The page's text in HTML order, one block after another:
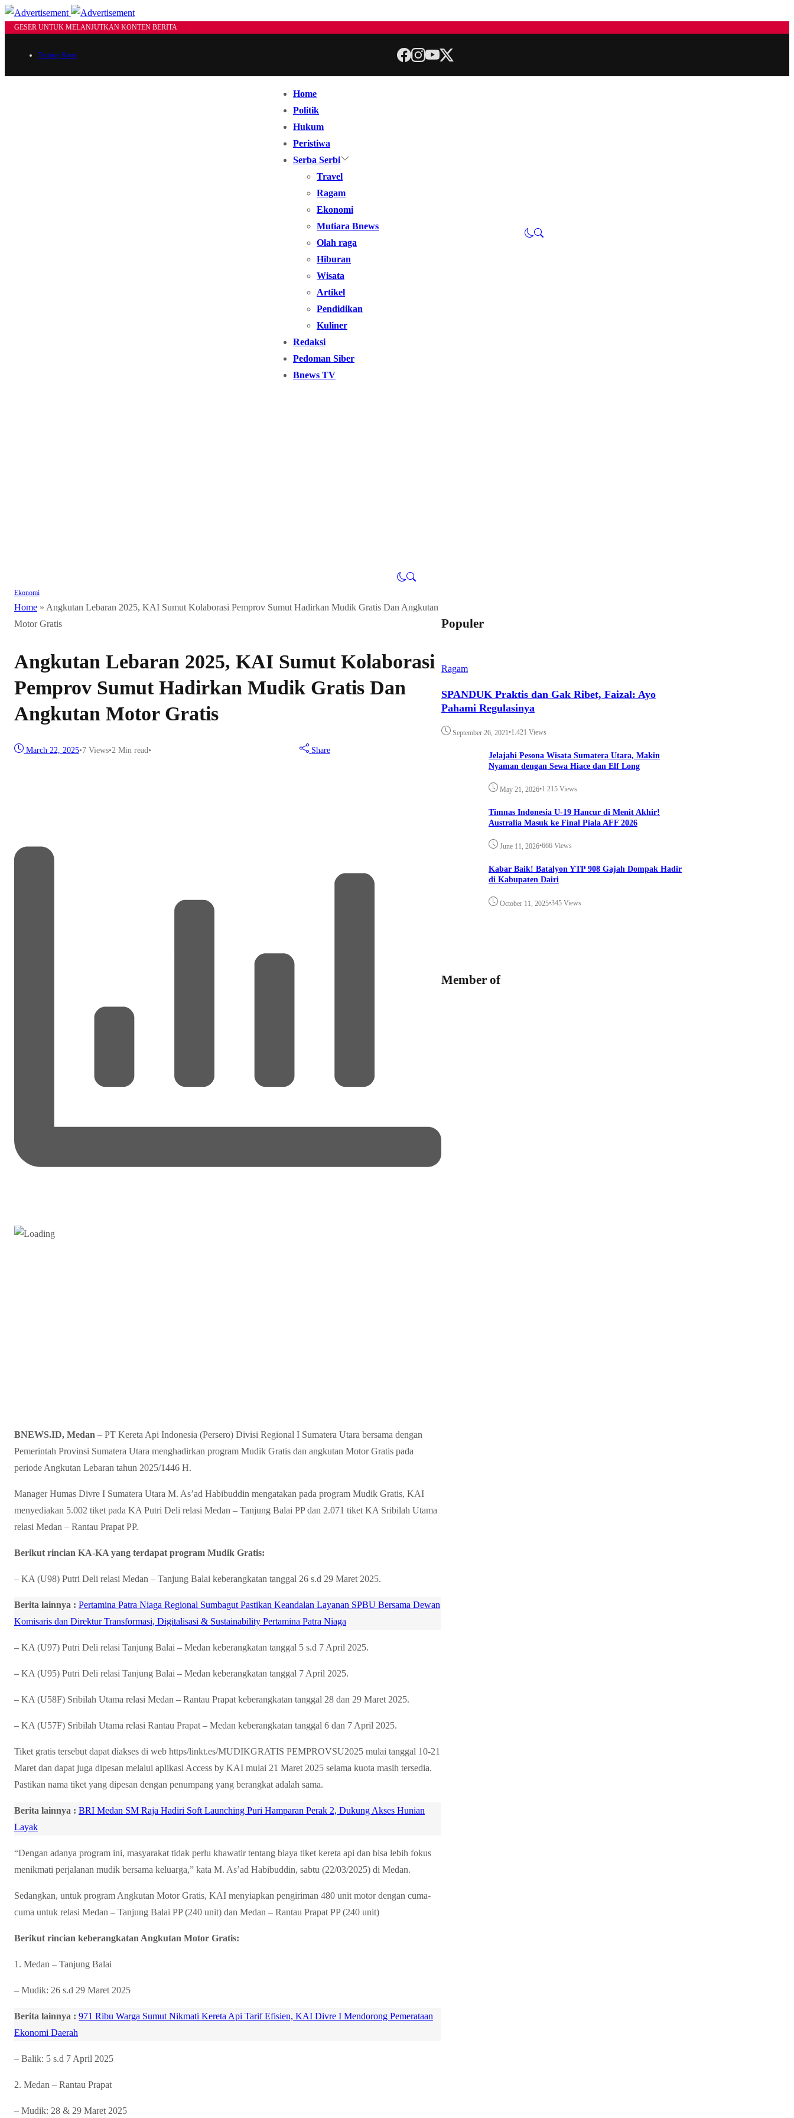
GESER UNTUK MELANJUTKAN KONTEN BERITA
Tentang Kami
Home
Politik
Hukum
Peristiwa
Serba Serbi
Travel
Ragam
Ekonomi
Mutiara Bnews
Olah raga
Hiburan
Wisata
Artikel
Pendidikan
Kuliner
Redaksi
Pedoman Siber
Bnews TV
Ekonomi
Home » Angkutan Lebaran 2025, KAI Sumut Kolaborasi Pemprov Sumut Hadirkan Mudik Gratis Dan Angkutan
Motor Gratis
Angkutan Lebaran 2025, KAI Sumut Kolaborasi
Pemprov Sumut Hadirkan Mudik Gratis Dan
Angkutan Motor Gratis
March 22, 2025•7 Views•2 Min read• Share
BNEWS.ID, Medan – PT Kereta Api Indonesia (Persero) Divisi Regional I Sumatera Utara bersama dengan
Pemerintah Provinsi Sumatera Utara menghadirkan program Mudik Gratis dan angkutan Motor Gratis pada
periode Angkutan Lebaran tahun 2025/1446 H.
Manager Humas Divre I Sumatera Utara M. As’ad Habibuddin mengatakan pada program Mudik Gratis, KAI
menyediakan 5.002 tiket pada KA Putri Deli relasi Medan – Tanjung Balai PP dan 2.071 tiket KA Sribilah Utama
relasi Medan – Rantau Prapat PP.
Berikut rincian KA-KA yang terdapat program Mudik Gratis:
– KA (U98) Putri Deli relasi Medan – Tanjung Balai keberangkatan tanggal 26 s.d 29 Maret 2025.
Berita lainnya : Pertamina Patra Niaga Regional Sumbagut Pastikan Keandalan Layanan SPBU Bersama Dewan
Komisaris dan Direktur Transformasi, Digitalisasi & Sustainability Pertamina Patra Niaga
– KA (U97) Putri Deli relasi Tanjung Balai – Medan keberangkatan tanggal 5 s.d 7 April 2025.
– KA (U95) Putri Deli relasi Tanjung Balai – Medan keberangkatan tanggal 7 April 2025.
– KA (U58F) Sribilah Utama relasi Medan – Rantau Prapat keberangkatan tanggal 28 dan 29 Maret 2025.
– KA (U57F) Sribilah Utama relasi Rantau Prapat – Medan keberangkatan tanggal 6 dan 7 April 2025.
Tiket gratis tersebut dapat diakses di web https/linkt.es/MUDIKGRATIS PEMPROVSU2025 mulai tanggal 10-21
Maret dan dapat juga dipesan melalui aplikasi Access by KAI mulai 21 Maret 2025 selama kuota masih tersedia.
Pastikan nama tiket yang dipesan dengan penumpang yang berangkat adalah sama.
Berita lainnya : BRI Medan SM Raja Hadiri Soft Launching Puri Hamparan Perak 2, Dukung Akses Hunian
Layak
“Dengan adanya program ini, masyarakat tidak perlu khawatir tentang biaya tiket kereta api dan bisa lebih fokus
menikmati perjalanan mudik bersama keluarga,” kata M. As’ad Habibuddin, sabtu (22/03/2025) di Medan.
Sedangkan, untuk program Angkutan Motor Gratis, KAI menyiapkan pengiriman 480 unit motor dengan cuma-
cuma untuk relasi Medan – Tanjung Balai PP (240 unit) dan Medan – Rantau Prapat PP (240 unit)
Berikut rincian keberangkatan Angkutan Motor Gratis:
1. Medan – Tanjung Balai
– Mudik: 26 s.d 29 Maret 2025
Berita lainnya : 971 Ribu Warga Sumut Nikmati Kereta Api Tarif Efisien, KAI Divre I Mendorong Pemerataan
Ekonomi Daerah
– Balik: 5 s.d 7 April 2025
2. Medan – Rantau Prapat
– Mudik: 28 & 29 Maret 2025
Populer
Ragam
SPANDUK Praktis dan Gak Ribet, Faizal: Ayo
Pahami Regulasinya
September 26, 2021•1.421 Views
Jelajahi Pesona Wisata Sumatera Utara, Makin
Nyaman dengan Sewa Hiace dan Elf Long
May 21, 2026•1.215 Views
Timnas Indonesia U-19 Hancur di Menit Akhir!
Australia Masuk ke Final Piala AFF 2026
June 11, 2026•666 Views
Kabar Baik! Batalyon YTP 908 Gajah Dompak Hadir
di Kabupaten Dairi
October 11, 2025•345 Views
Member of